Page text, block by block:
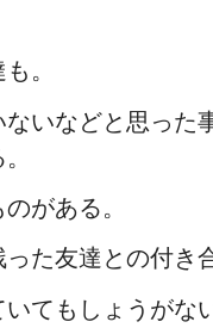
。
いなどと思った
がある。
た友達との付き
てもしょうがな